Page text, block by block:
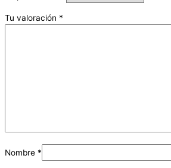
Tu valoración *
Nombre *